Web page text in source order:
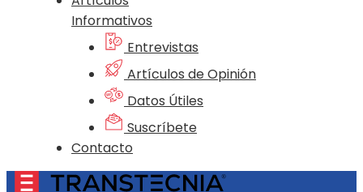
Informativos
Entrevistas
Artículos de Opinión
Datos Útiles
Suscríbete
Contacto